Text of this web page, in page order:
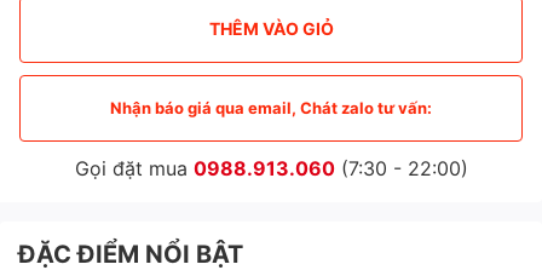
THÊM VÀO GIỎ
Nhận báo giá qua email, Chát zalo tư vấn:
Gọi đặt mua 0988.913.060(7:30 - 22:00)
ĐẶC ĐIỂM NỔI BẬT